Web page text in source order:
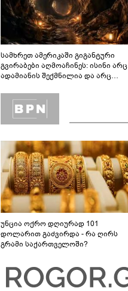
სამხრეთ ამერიკაში გიგანტური
გვირაბები აღმოაჩინეს: ისინი არც
ადამიანის შექმნილია და არც
ლაბირინთები?
უნცია ოქრო დღიურად 101
დოლარით გაძვირდა - რა ღირს
გრამი საქართველოში?